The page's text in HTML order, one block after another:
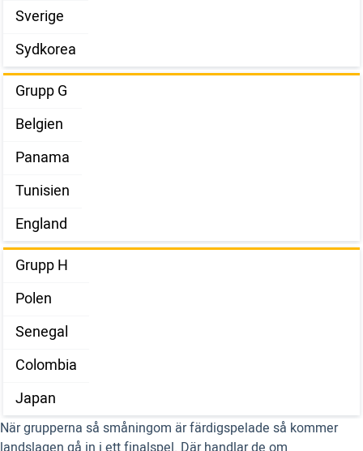
Sverige
Sydkorea
Grupp G
Belgien
Panama
Tunisien
England
Grupp H
Polen
Senegal
Colombia
Japan
När grupperna så småningom är färdigspelade så kommer